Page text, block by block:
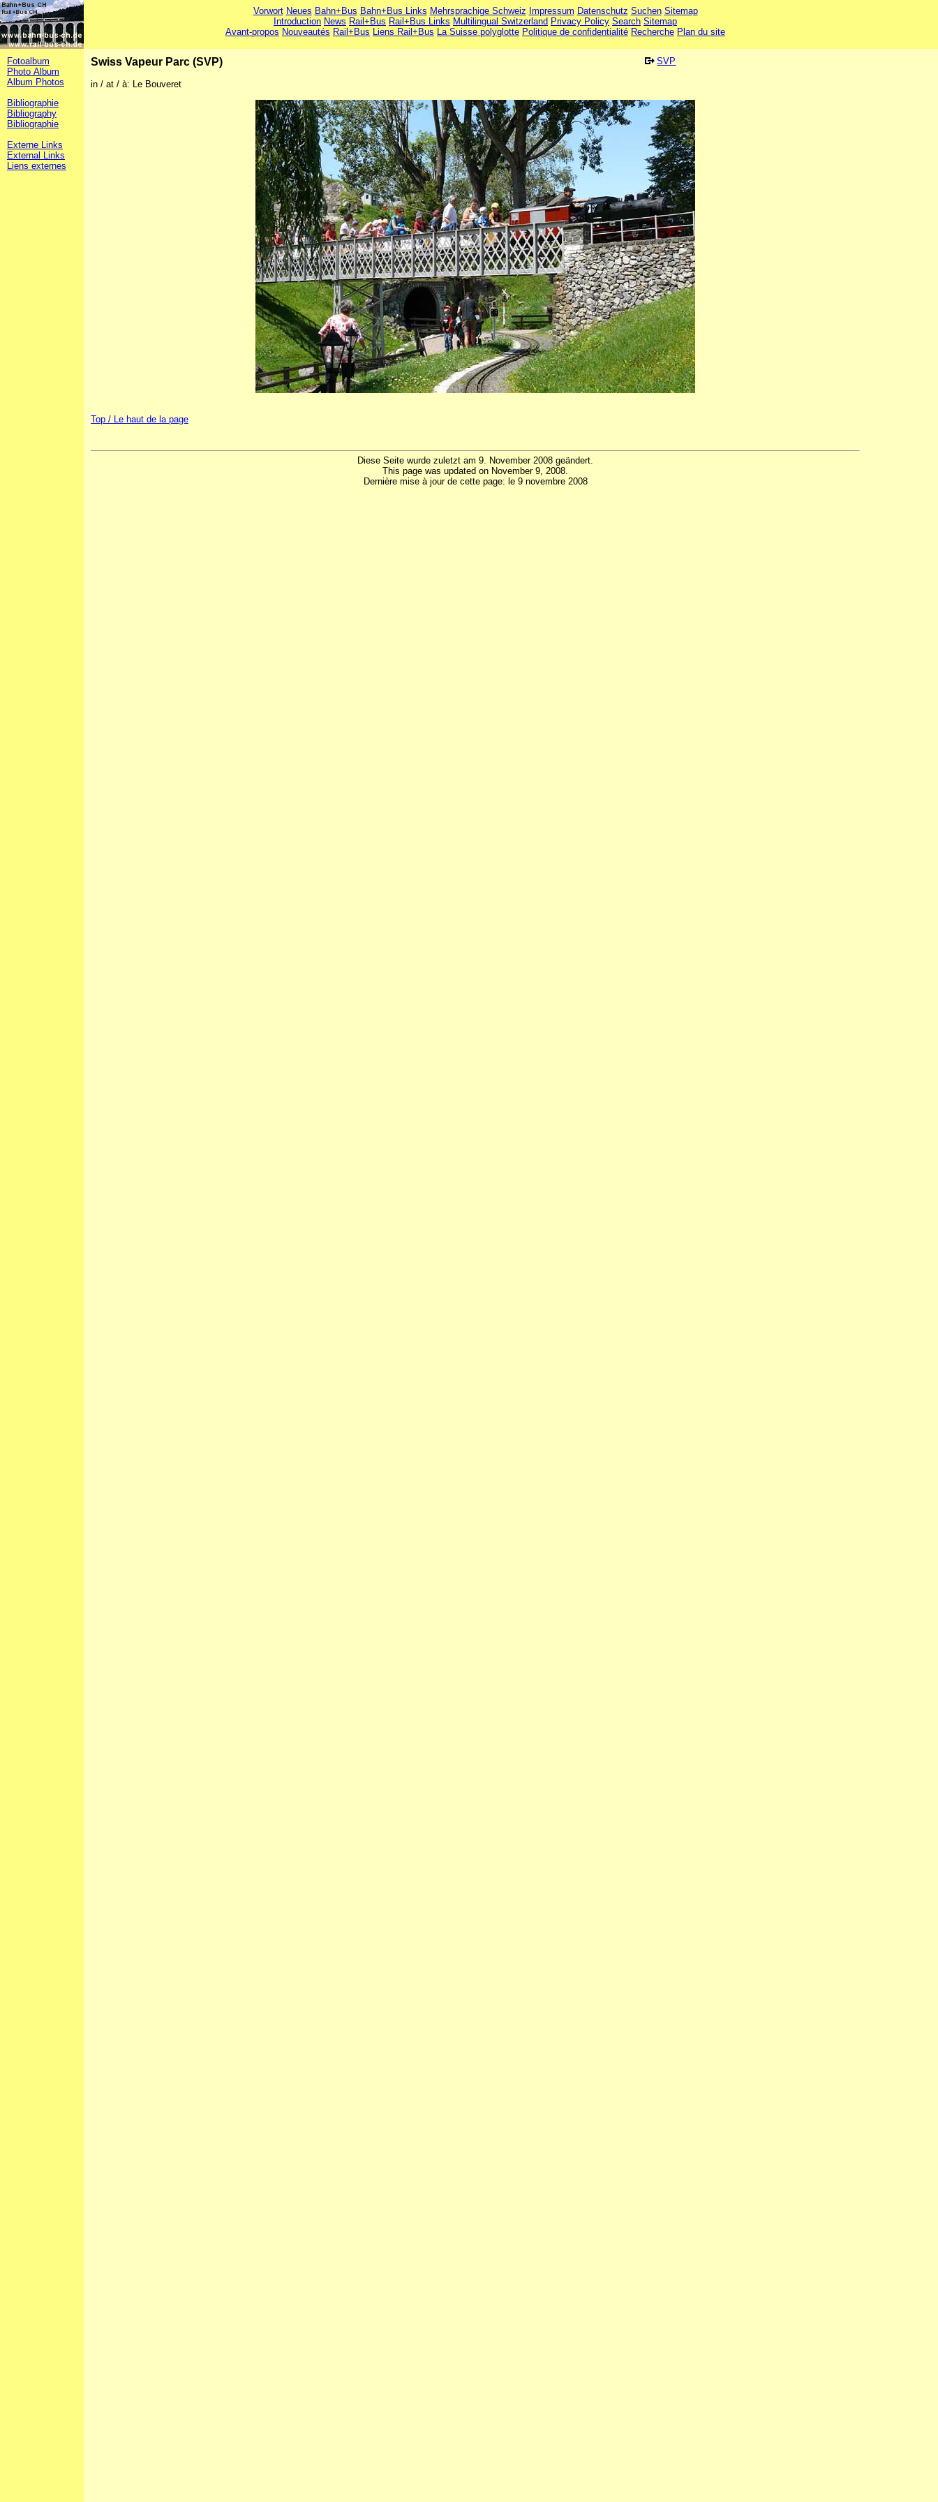
Vorwort Neues Bahn+Bus Bahn+Bus Links Mehrsprachige Schweiz Impressum Datenschutz Suchen Sitemap
Introduction News Rail+Bus Rail+Bus Links Multilingual Switzerland Privacy Policy Search Sitemap
Avant-propos Nouveautés Rail+Bus Liens Rail+Bus La Suisse polyglotte Politique de confidentialité Recherche Plan du site
Fotoalbum
Photo Album
Album Photos
Bibliographie
Bibliography
Bibliographie
Externe Links
External Links
Liens externes
Swiss Vapeur Parc (SVP) SVP
in / at / à: Le Bouveret
Top / Le haut de la page
Diese Seite wurde zuletzt am 9. November 2008 geändert.
This page was updated on November 9, 2008.
Dernière mise à jour de cette page: le 9 novembre 2008